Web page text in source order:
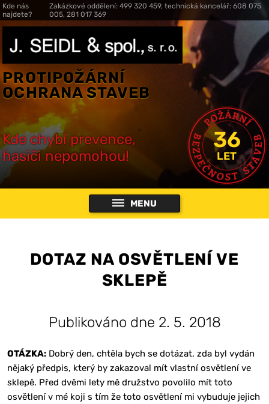
Kde nás
najdete?
Zakázkové oddělení: 499 320 459, technická kancelář: 608 075
005, 281 017 369
PROTIPOŽÁRNÍ
OCHRANA STAVEB
Kde chybí prevence,
hasiči nepomohou!
36
LET
MENU
DOTAZ NA OSVĚTLENÍ VE
SKLEPĚ
Publikováno dne 2. 5. 2018
OTÁZKA:Dobrý den, chtěla bych se dotázat, zda byl vydán
nějaký předpis, který by zakazoval mít vlastní osvětlení ve
sklepě. Před dvěmi lety mě družstvo povolilo mít toto
osvětlení v mé koji s tím že toto osvětlení mi vybuduje jejich